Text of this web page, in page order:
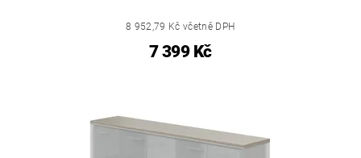
8 952,79 Kč včetně DPH
7 399 Kč